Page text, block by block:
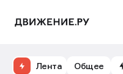
аналитике рынка в